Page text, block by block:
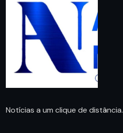
Notícias a um clique de distância.